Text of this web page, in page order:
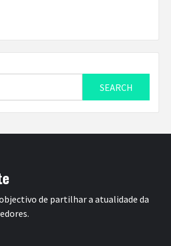
de partilhar a atualidade da